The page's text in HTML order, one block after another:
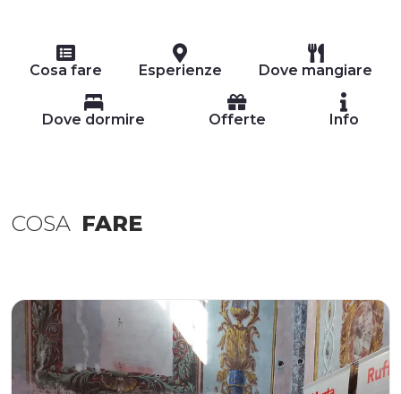
Cosa fare Esperienze Dove mangiare
Dove dormire Offerte Info
COSA FARE